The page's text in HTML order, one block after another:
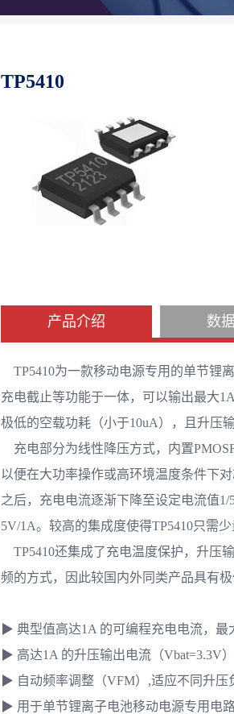
TP5410
产品介绍 数
TP5410为一款移动电源专用的单节锂
充电截止等功能于一体，可以输出最大
极低的空载功耗（小于10uA），且升压
充电部分为线性降压方式，内置
以便在大功率操作或高环境温度条件下
之后，充电电流逐渐下降至设定电流值
5V/1A。较高的集成度使得TP5410只需
TP5410还集成了充电温度保护，升压
频的方式，因此较国内外同类产品具有
▶ 典型值高达1A 的可编程充电电流，最
▶ 高达1A 的升压输出电流（Vbat=3.3V
▶ 自动频率调整（VFM）,适应不同升压
▶ 用于单节锂离子电池移动电源专用电